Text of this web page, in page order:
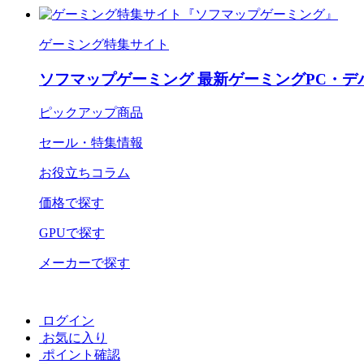
ゲーミング特集サイト
ソフマップゲーミング 最新ゲーミングPC・デ
ピックアップ商品
セール・特集情報
お役立ちコラム
価格で探す
GPUで探す
メーカーで探す
ログイン
お気に入り
ポイント確認